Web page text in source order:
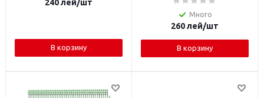
240лей/шт
В корзину
Много
260лей/шт
В корзину